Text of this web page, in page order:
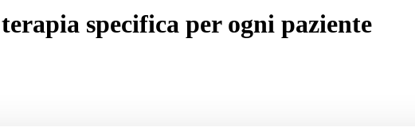
specifica per ogni paziente